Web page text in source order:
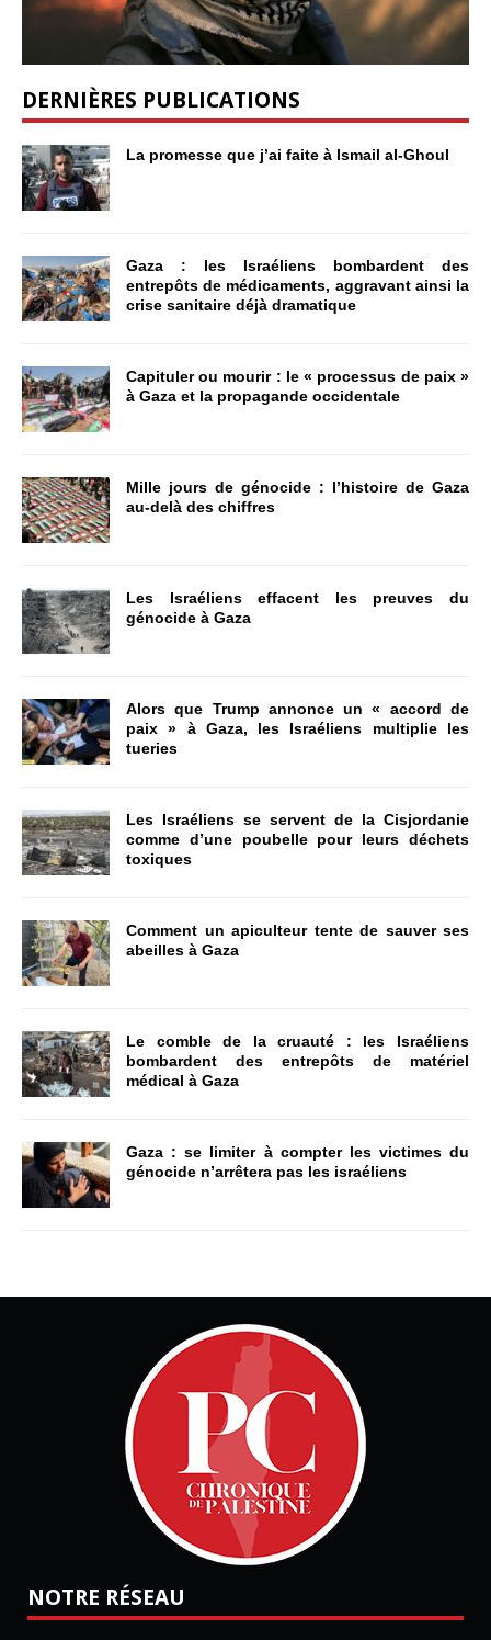
DERNIÈRES PUBLICATIONS
La promesse que j’ai faite à Ismail al-Ghoul
Gaza : les Israéliens bombardent des
entrepôts de médicaments, aggravant ainsi la
crise sanitaire déjà dramatique
Capituler ou mourir : le « processus de paix »
à Gaza et la propagande occidentale
Mille jours de génocide : l’histoire de Gaza
au-delà des chiffres
Les Israéliens effacent les preuves du
génocide à Gaza
Alors que Trump annonce un « accord de
paix » à Gaza, les Israéliens multiplie les
tueries
Les Israéliens se servent de la Cisjordanie
comme d’une poubelle pour leurs déchets
toxiques
Comment un apiculteur tente de sauver ses
abeilles à Gaza
Le comble de la cruauté : les Israéliens
bombardent des entrepôts de matériel
médical à Gaza
Gaza : se limiter à compter les victimes du
génocide n’arrêtera pas les israéliens
NOTRE RÉSEAU